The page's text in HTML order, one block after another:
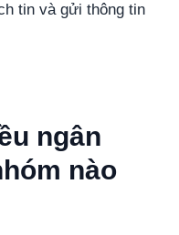
tin và gửi thông tin
ngân
nào